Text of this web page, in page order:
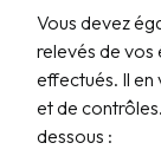
Vous devez
relevés de vos
effectués. Il en
et de
dessous :